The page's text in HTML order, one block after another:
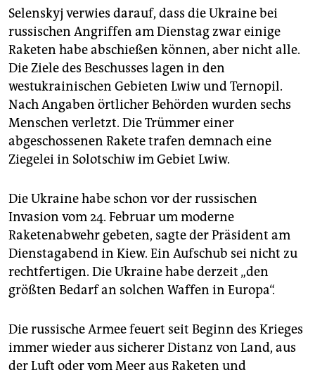
Selenskyj verwies darauf, dass die Ukraine bei
russischen Angriffen am Dienstag zwar einige
Raketen habe abschießen können, aber nicht alle.
Die Ziele des Beschusses lagen in den
westukrainischen Gebieten Lwiw und Ternopil.
Nach Angaben örtlicher Behörden wurden sechs
Menschen verletzt. Die Trümmer einer
abgeschossenen Rakete trafen demnach eine
Ziegelei in Solotschiw im Gebiet Lwiw.
Die Ukraine habe schon vor der russischen
Invasion vom 24. Februar um moderne
Raketenabwehr gebeten, sagte der Präsident am
Dienstagabend in Kiew. Ein Aufschub sei nicht zu
rechtfertigen. Die Ukraine habe derzeit „den
größten Bedarf an solchen Waffen in Europa“.
Die russische Armee feuert seit Beginn des Krieges
immer wieder aus sicherer Distanz von Land, aus
der Luft oder vom Meer aus Raketen und